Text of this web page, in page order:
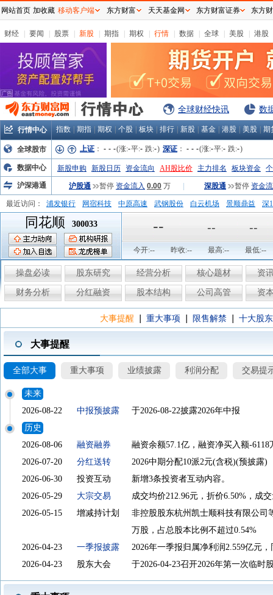
财经 要闻 股票 新股 期指 期权 行情 数据 全球 美股 港股
全球财经快讯 数
行情中心 指数 期指 期权 个股 板块 排行 新股 基金 港股 美股 期
全球股市 上证 ： - - -(涨:-平:- 跌:-) 深证 ： - - -(涨:-平:- 跌:-)
数据中心 新股申购 新股日历 资金流向 AH股比价 主力排名 板块资金
沪深港通
沪股通 暂停 资金流入 0.00 万 深股通 暂停 资金
最近访问： 浦发银行 网宿科技 中原高速 武钢股份 白云机场 景顺鼎益
深
弘业股份
富临运业
同花顺 300033 -- -- --
今开:-- 昨收:-- 最高:-- 最低:--
操盘必读 股东研究 经营分析 核心题材 资
财务分析 分红融资 股本结构 公司高管 资
大事提醒 重大事项 限售解禁 十大股
大事提醒
全部大事 重大事项 业绩披露 利润分配 交易提
未来
2026-08-22
中报预披露
于2026-08-22披露2026年中报
历史
2026-08-06
融资融券
融资余额57.1亿，融资净买入额-6118
2026-07-20
分红送转
2026中期分配10派2元(含税)(预披露)
2026-06-30
投资互动
新增3条投资者互动内容。
2026-05-29
大宗交易
成交均价212.96元，折价6.50%，成
2026-05-15
增减持计划
非控股股东杭州凯士顺科技有限公司
万股，占总股本比例不超过0.54%
2026-04-23
一季报披露
2026年一季报归属净利润2.559亿元
2026-04-23
股东大会
于2026-04-23召开2026年第一次临时
2026-04-23
股东户数
截止2026-03-31，公司A股股东户数
网站首页 加收藏 移动客户端 东方财富 天天基金网 东方财富证券 东方